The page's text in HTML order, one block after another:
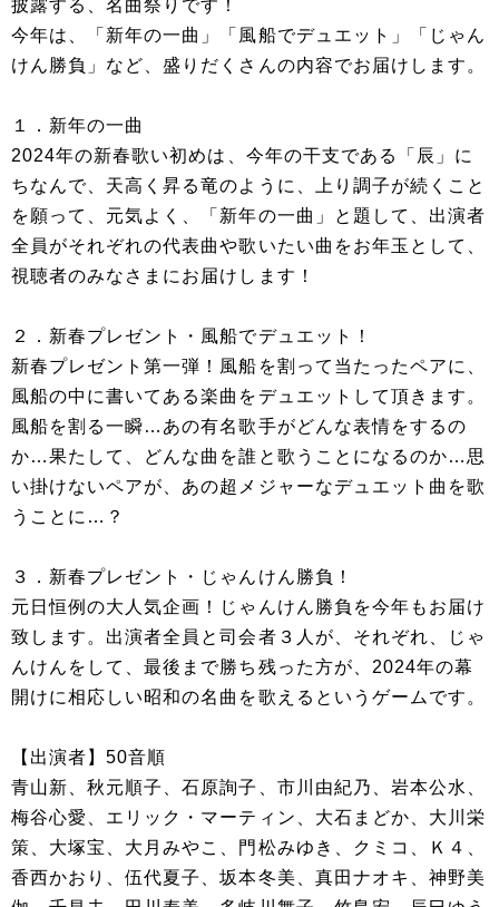
披露する、名曲祭りです！
今年は、「新年の一曲」「風船でデュエット」「じゃん
けん勝負」など、盛りだくさんの内容でお届けします。
１．新年の一曲
2024年の新春歌い初めは、今年の干支である「辰」に
ちなんで、天高く昇る竜のように、上り調子が続くこと
を願って、元気よく、「新年の一曲」と題して、出演者
全員がそれぞれの代表曲や歌いたい曲をお年玉として、
視聴者のみなさまにお届けします！
２．新春プレゼント・風船でデュエット！
新春プレゼント第一弾！風船を割って当たったペアに、
風船の中に書いてある楽曲をデュエットして頂きます。
風船を割る一瞬…あの有名歌手がどんな表情をするの
か…果たして、どんな曲を誰と歌うことになるのか…思
い掛けないペアが、あの超メジャーなデュエット曲を歌
うことに…？
３．新春プレゼント・じゃんけん勝負！
元日恒例の大人気企画！じゃんけん勝負を今年もお届け
致します。出演者全員と司会者３人が、それぞれ、じゃ
んけんをして、最後まで勝ち残った方が、2024年の幕
開けに相応しい昭和の名曲を歌えるというゲームです。
【出演者】50音順
青山新、秋元順子、石原詢子、市川由紀乃、岩本公水、
梅谷心愛、エリック・マーティン、大石まどか、大川栄
策、大塚宝、大月みやこ、門松みゆき、クミコ、Ｋ４、
香西かおり、伍代夏子、坂本冬美、真田ナオキ、神野美